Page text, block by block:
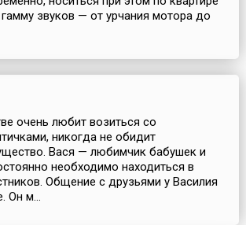
звуков — от урчания мотора до
очень любит возиться со
никогда не обидит
Вася — любимчик бабушек и
необходимо находиться в
Общение с друзьями у Василия
Он м...